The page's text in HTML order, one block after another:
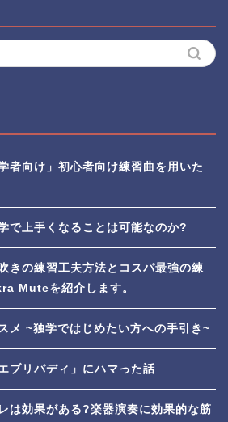
者向け」初心者向け練習曲を用いた
で上手くなることは可能なのか?
きの練習工夫方法とコスパ最強の練
Muteを紹介します。
メ ~独学ではじめたい方への手引き~
ブリバディ」にハマった話
は効果がある?楽器演奏に効果的な筋